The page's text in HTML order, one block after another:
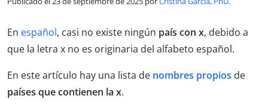
En español, casi no existe ningún país con x, debido a
que la letra x no es originaria del alfabeto español.
En este artículo hay una lista de nombres propios de
países que contienen la x.